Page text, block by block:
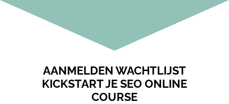
AANMELDEN WACHTLIJST
KICKSTART JE SEO ONLINE
COURSE